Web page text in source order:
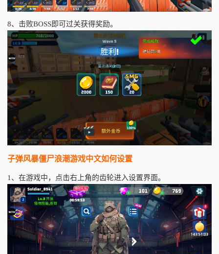
8、击败BOSS即可过关获得奖励。
子弹风暴僵尸浪潮游戏中文如何设置
1、在游戏中，点击右上角的齿轮进入设置界面。